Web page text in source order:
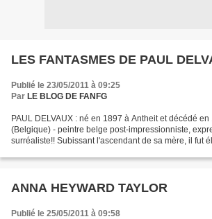
LES FANTASMES DE PAUL
Publié le 23/05/2011 à 09:25
Par LE BLOG DE FANFG
PAUL DELVAUX : né en 1897 à Antheit et décédé
(Belgique) - peintre belge post-impressionniste,
surréaliste!! Subissant l'ascendant de sa mère, il fut
ANNA HEYWARD TAYLOR
Publié le 25/05/2011 à 09:58